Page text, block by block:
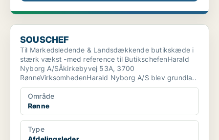
SOUSCHEF
SOUSCHEF
Til Markedsledende & Landsdækkende butikskæde i
stærk vækst -med reference til ButikschefenHarald
Nyborg A/SÅkirkebyvej 53A, 3700
RønneVirksomhedenHarald Nyborg A/S blev grundla..
Område
Rønne
Type